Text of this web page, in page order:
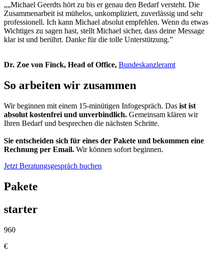
„„Michael Geerdts hört zu bis er genau den Bedarf versteht. Die
Zusammenarbeit ist mühelos, unkompliziert, zuverlässig und sehr
professionell. Ich kann Michael absolut empfehlen. Wenn du etwas
Wichtiges zu sagen hast, stellt Michael sicher, dass deine Message
klar ist und berührt. Danke für die tolle Unterstützung.”
Dr. Zoe von Finck, Head of Office, Bundeskanzleramt
So arbeiten wir zusammen
Wir beginnen mit einem 15-minütigen Infogespräch. Das ist ist
absolut kostenfrei und unverbindlich. Gemeinsam klären wir
Ihren Bedarf und besprechen die nächsten Schritte.
Sie entscheiden sich für eines der Pakete und bekommen eine
Rechnung per Email. Wir können sofort beginnen.
Jetzt Beratungsgespräch buchen
Pakete
starter
960
€